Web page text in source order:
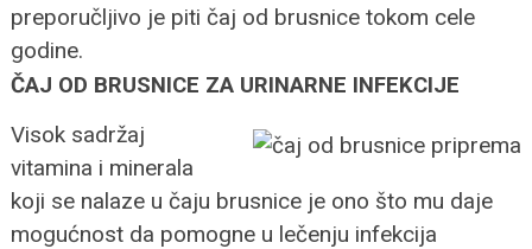
preporučljivo je piti čaj od brusnice tokom cele
godine.
ČAJ OD BRUSNICE ZA URINARNE INFEKCIJE
Visok sadržaj
vitamina i minerala
koji se nalaze u čaju brusnice je ono što mu daje
mogućnost da pomogne u lečenju infekcija